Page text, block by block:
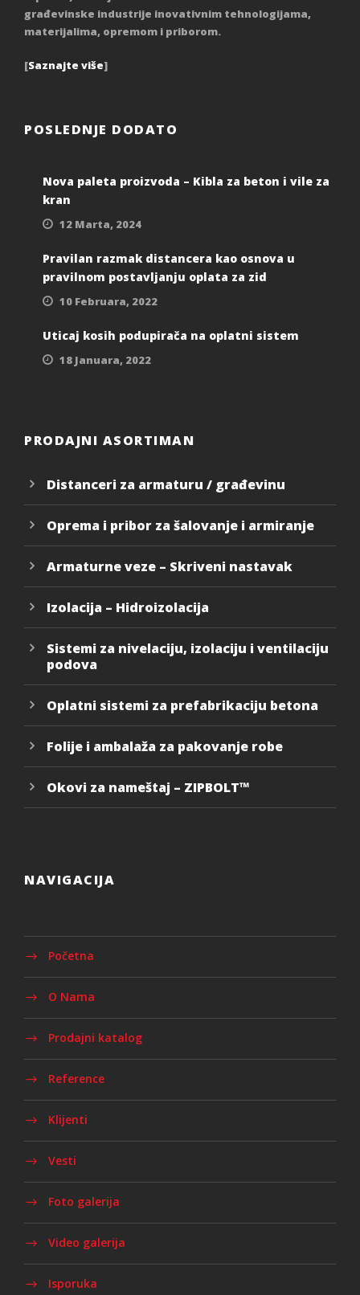
građevinske industrije inovativnim tehnologijama,
materijalima, opremom i priborom.
[Saznajte više]
POSLEDNJE DODATO
Nova paleta proizvoda – Kibla za beton i vile za
kran
12 Marta, 2024
Pravilan razmak distancera kao osnova u
pravilnom postavljanju oplata za zid
10 Februara, 2022
Uticaj kosih podupirača na oplatni sistem
18 Januara, 2022
PRODAJNI ASORTIMAN
Distanceri za armaturu / građevinu
Oprema i pribor za šalovanje i armiranje
Armaturne veze – Skriveni nastavak
Izolacija – Hidroizolacija
Sistemi za nivelaciju, izolaciju i ventilaciju
podova
Oplatni sistemi za prefabrikaciju betona
Folije i ambalaža za pakovanje robe
Okovi za nameštaj – ZIPBOLT™
NAVIGACIJA
Početna
O Nama
Prodajni katalog
Reference
Klijenti
Vesti
Foto galerija
Video galerija
Isporuka